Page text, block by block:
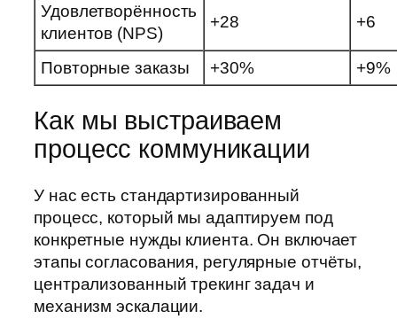
Удовлетворённость
клиентов (NPS)
+28 +6
Повторные заказы +30% +9%
Как мы выстраиваем
процесс коммуникации
У нас есть стандартизированный
процесс, который мы адаптируем под
конкретные нужды клиента. Он включает
этапы согласования, регулярные отчёты,
централизованный трекинг задач и
механизм эскалации.